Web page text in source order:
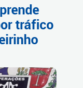
tráfico